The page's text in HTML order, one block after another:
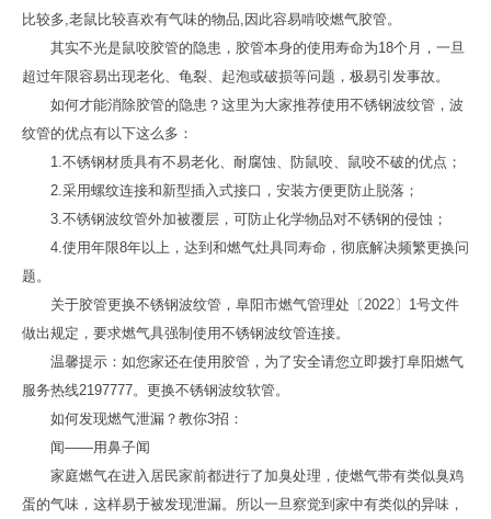
比较多,老鼠比较喜欢有气味的物品,因此容易啃咬燃气胶管。
其实不光是鼠咬胶管的隐患，胶管本身的使用寿命为18个月，一旦
超过年限容易出现老化、龟裂、起泡或破损等问题，极易引发事故。
如何才能消除胶管的隐患？这里为大家推荐使用不锈钢波纹管，波
纹管的优点有以下这么多：
1.不锈钢材质具有不易老化、耐腐蚀、防鼠咬、鼠咬不破的优点；
2.采用螺纹连接和新型插入式接口，安装方便更防止脱落；
3.不锈钢波纹管外加被覆层，可防止化学物品对不锈钢的侵蚀；
4.使用年限8年以上，达到和燃气灶具同寿命，彻底解决频繁更换问
题。
关于胶管更换不锈钢波纹管，阜阳市燃气管理处〔2022〕1号文件
做出规定，要求燃气具强制使用不锈钢波纹管连接。
温馨提示：如您家还在使用胶管，为了安全请您立即拨打阜阳燃气
服务热线2197777。更换不锈钢波纹软管。
如何发现燃气泄漏？教你3招：
闻——用鼻子闻
家庭燃气在进入居民家前都进行了加臭处理，使燃气带有类似臭鸡
蛋的气味，这样易于被发现泄漏。所以一旦察觉到家中有类似的异味，